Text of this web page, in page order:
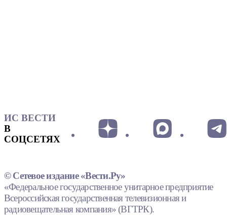
ИС ВЕСТИ
В
СОЦСЕТЯХ
© Сетевое издание «Вести.Ру»
«Федеральное государственное унитарное предприятие
Всероссийская государственная телевизионная и
радиовещательная компания» (ВГТРК).